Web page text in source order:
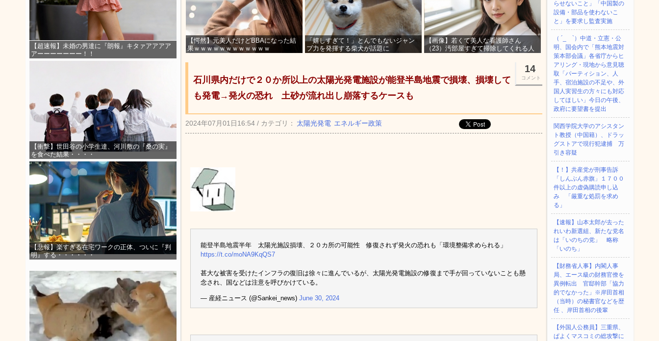
【超速報】未婚の男達に『朗報』キタァアアアア
アーーーーーーー！！
【衝撃】世田谷の小学生達、河川敷の『桑の実』
を食べた結果・・・・
【悲報】楽すぎる在宅ワークの正体、ついに『判
明』する・・・・・・
【愕然】元美人だけどBBAになった結
果ｗｗｗｗｗｗｗｗｗｗｗｗ
「嬉しすぎて！」とんでもないジャン
プ力を発揮する柴犬が話題に
【画像】若くて美人な看護師さん
（23）汚部屋すぎて掃除してくれる人
14
コメント
石川県内だけで２０か所以上の太陽光発電施設が能登半島地震で損壊、損壊して
も発電→発火の恐れ 土砂が流れ出し崩落するケースも
2024年07月01日16:54 / カテゴリ： 太陽光発電 エネルギー政策
能登半島地震半年 太陽光施設損壊、２０カ所の可能性 修復されず発火の恐れも「環境整備求められる」
https://t.co/moNA9KqQS7
甚大な被害を受けたインフラの復旧は徐々に進んでいるが、太陽光発電施設の修復まで手が回っていないことも懸
念され、国などは注意を呼びかけている。
— 産経ニュース (@Sankei_news) June 30, 2024
らせないこと」「中国製の
設備・部品を使わないこ
と」を要求し監査実施
（ ´_ゝ`）中道・立憲・公
明、国会内で「熊本地震対
策本部会議」各省庁からヒ
アリング・現地から意見聴
取「パーティション、人
手、宿泊施設の不足や、外
国人実習生の方々にも対応
してほしい」今日の午後、
政府に要望書を提出
関西学院大学のアシスタン
ト教授（中国籍）、ドラッ
グストアで現行犯逮捕 万
引き容疑
【！】共産党が刑事告訴
「しんぶん赤旗」１７００
件以上の虚偽購読申し込
み 「厳重な処罰を求め
る」
【速報】山本太郎が去った
れいわ新選組、新たな党名
は「いのちの党」 略称
「いのち」
【財務省人事】内閣人事
局、エース級の財務官僚を
異例転出 官邸幹部「協力
的でなかった」※岸田首相
（当時）の秘書官などを歴
任 、岸田首相の後輩
【外国人公務員】三重県、
ぱよくマスコミの総攻撃に